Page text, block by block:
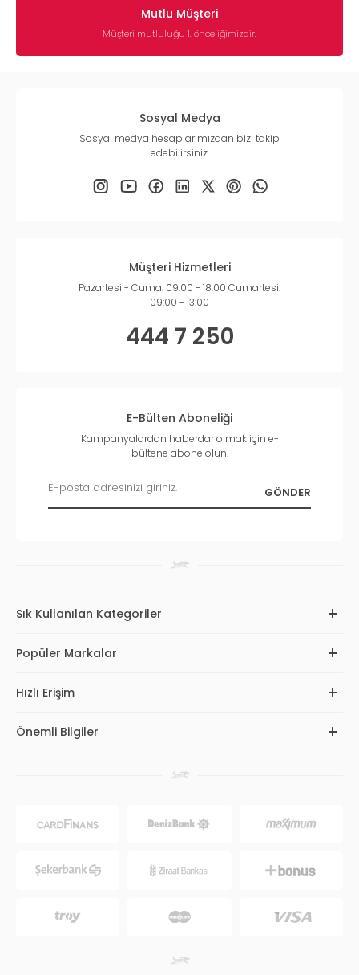
Mutlu Müşteri
Müşteri mutluluğu 1. önceliğimizdir.
Sosyal Medya
Sosyal medya hesaplarımızdan bizi takip
edebilirsiniz.
Müşteri Hizmetleri
Pazartesi - Cuma: 09:00 - 18:00 Cumartesi:
09:00 - 13:00
444 7 250
E-Bülten Aboneliği
Kampanyalardan haberdar olmak için e-
bültene abone olun.
Sık Kullanılan Kategoriler
Popüler Markalar
Hızlı Erişim
Önemli Bilgiler